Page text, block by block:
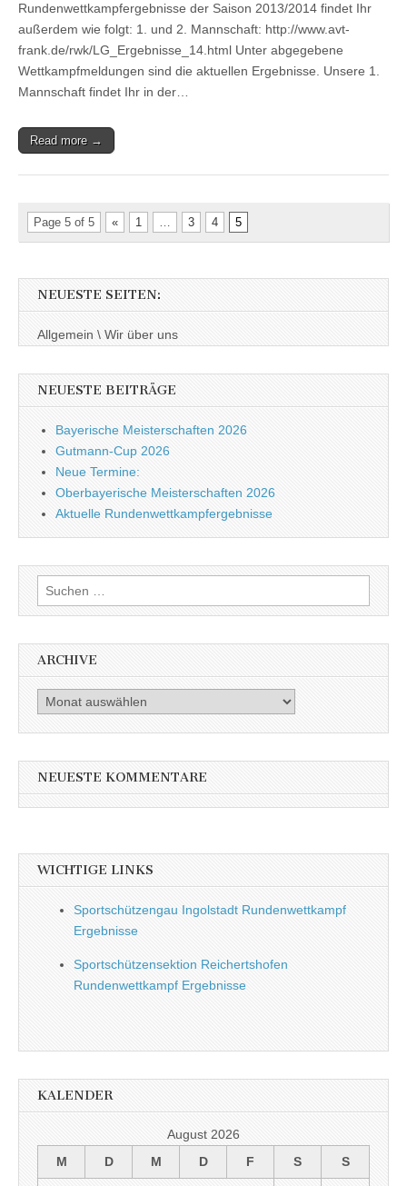
Rundenwettkampfergebnisse der Saison 2013/2014 findet Ihr
außerdem wie folgt: 1. und 2. Mannschaft: http://www.avt-
frank.de/rwk/LG_Ergebnisse_14.html Unter abgegebene
Wettkampfmeldungen sind die aktuellen Ergebnisse. Unsere 1.
Mannschaft findet Ihr in der…
Read more →
Page 5 of 5 « 1 … 3 4 5
NEUESTE SEITEN:
Allgemein \ Wir über uns
NEUESTE BEITRÄGE
Bayerische Meisterschaften 2026
Gutmann-Cup 2026
Neue Termine:
Oberbayerische Meisterschaften 2026
Aktuelle Rundenwettkampfergebnisse
Suche nach:
ARCHIVE
Archive
NEUESTE KOMMENTARE
WICHTIGE LINKS
Sportschützengau Ingolstadt Rundenwettkampf
Ergebnisse
Sportschützensektion Reichertshofen
Rundenwettkampf Ergebnisse
KALENDER
August 2026
M
D M D F S S